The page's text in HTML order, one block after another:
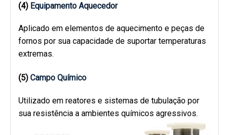
(4) Equipamento Aquecedor
Aplicado em elementos de aquecimento e peças de
fornos por sua capacidade de suportar temperaturas
extremas.
(5) Campo Químico
Utilizado em reatores e sistemas de tubulação por
sua resistência a ambientes químicos agressivos.